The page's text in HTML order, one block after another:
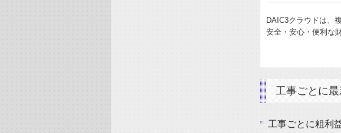
DAIC3クラウドは、
安全・安心・便利な
工事ごとに
工事ごとに粗利